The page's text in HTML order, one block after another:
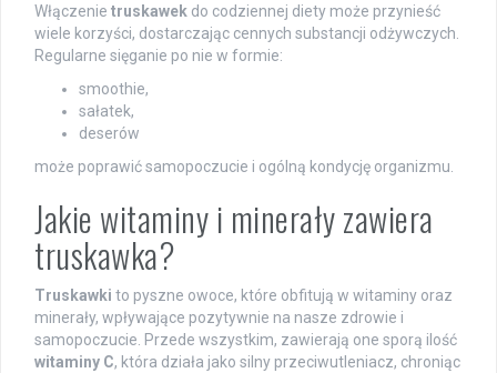
Włączenie truskawek do codziennej diety może przynieść
wiele korzyści, dostarczając cennych substancji odżywczych.
Regularne sięganie po nie w formie:
smoothie,
sałatek,
deserów
może poprawić samopoczucie i ogólną kondycję organizmu.
Jakie witaminy i minerały zawiera
truskawka?
Truskawki to pyszne owoce, które obfitują w witaminy oraz
minerały, wpływające pozytywnie na nasze zdrowie i
samopoczucie. Przede wszystkim, zawierają one sporą ilość
witaminy C, która działa jako silny przeciwutleniacz, chroniąc